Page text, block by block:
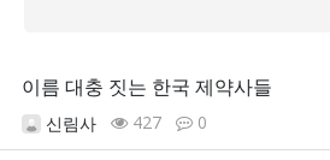
이름 대충 짓는 한국 제약사들
신림사 427 0